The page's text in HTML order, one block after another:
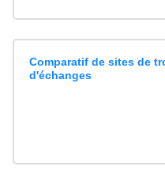
Comparatif de sites de
d'échanges